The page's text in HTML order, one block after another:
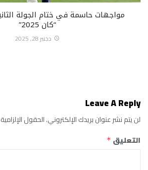
مواجهات حاسمة في ختام الجولة
“كان 2025”
دجنبر 28, 2025
Leave A Reply
لن يتم نشر عنوان بريدك الإلكتروني.الحقول
التعليق *